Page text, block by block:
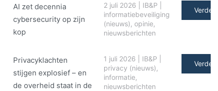
AI zet decennia
cybersecurity op zijn
kop
2 juli 2026 IB&P
informatiebeveiliging
(nieuws), opinie,
nieuwsberichten
Verder
Privacyklachten
stijgen explosief – en
de overheid staat in de
1 juli 2026 IB&P
privacy (nieuws),
informatie,
nieuwsberichten
Verder